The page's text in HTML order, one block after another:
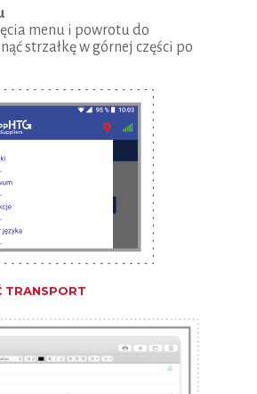
menu i powrotu do
strzałkę w górnej części po
TRANSPORT